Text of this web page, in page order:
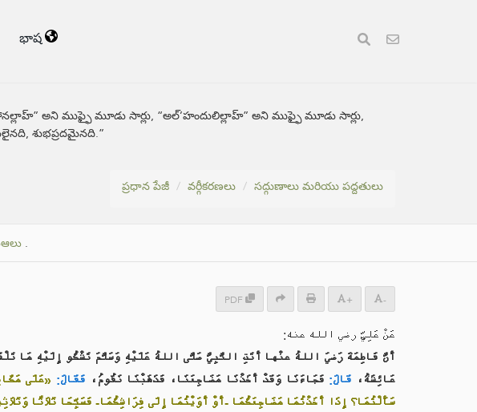
భాష
అని ముఫ్ఫై మూడు సార్లు, “అల్’హందులిల్లాహ్” అని ముఫ్ఫై మూడు సార్లు,
శుభప్రదమైనది.”
ప్రధాన పేజీ వర్గీకరణలు సద్గుణాలు మరియు పద్దతులు
.
PDF + -
عَنْ عَلِيٍّ رضي الله عنه:
أَنَّ فَاطِمَةَ رَضيَ اللهُ عنْها أَتَتِ النَّبِيَّ صَلَّى اللهُ عَلَيْهِ وَسَلَّمَ تَشْكُو إِلَيْهِ مَا
عَائِشَةُ، قَالَ: فَجَاءَنَا وَقَدْ أَخَذْنَا مَضَاجِعَنَا، فَذَهَبْنَا نَقُومُ، فَقَالَ: «عَلَى
سَأَلْتُمَا؟ إِذَا أَخَذْتُمَا مَضَاجِعَكُمَا -أَوْ أَوَيْتُمَا إِلَى فِرَاشِكُمَا- فَسَبِّحَا ثَلاَثًا